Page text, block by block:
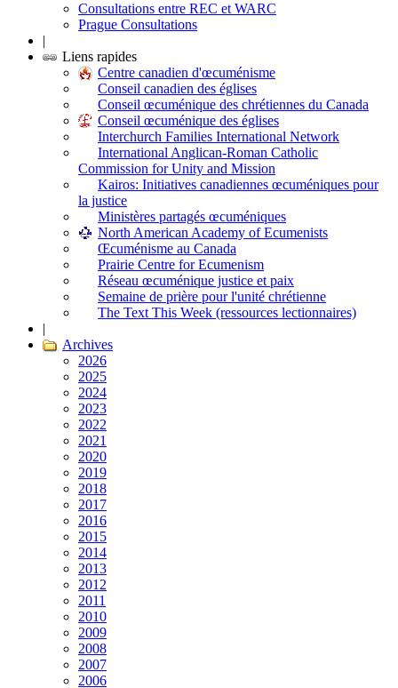
Consultations entre REC et WARC
Prague Consultations
|
Liens rapides
Centre canadien d'œcuménisme
Conseil canadien des églises
Conseil œcuménique des chrétiennes du Canada
Conseil œcuménique des églises
Interchurch Families International Network
International Anglican-Roman Catholic
Commission for Unity and Mission
Kairos: Initiatives canadiennes œcuméniques pour
la justice
Ministères partagés œcuméniques
North American Academy of Ecumenists
Œcuménisme au Canada
Prairie Centre for Ecumenism
Réseau œcuménique justice et paix
Semaine de prière pour l'unité chrétienne
The Text This Week (ressources lectionnaires)
|
Archives
2026
2025
2024
2023
2022
2021
2020
2019
2018
2017
2016
2015
2014
2013
2012
2011
2010
2009
2008
2007
2006